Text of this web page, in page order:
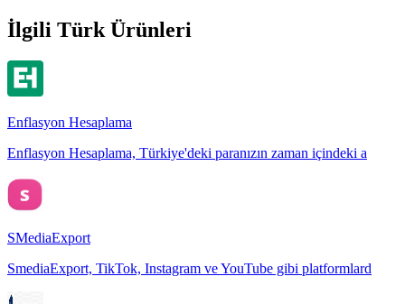
İlgili Türk Ürünleri
Enflasyon Hesaplama
Enflasyon Hesaplama, Türkiye'deki paranızın zaman içindeki a
SMediaExport
SmediaExport, TikTok, Instagram ve YouTube gibi platformlard